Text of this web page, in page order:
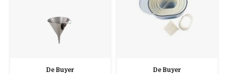
De Buyer
De Buyer